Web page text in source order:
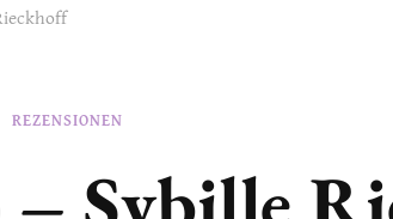
REZENSIONEN